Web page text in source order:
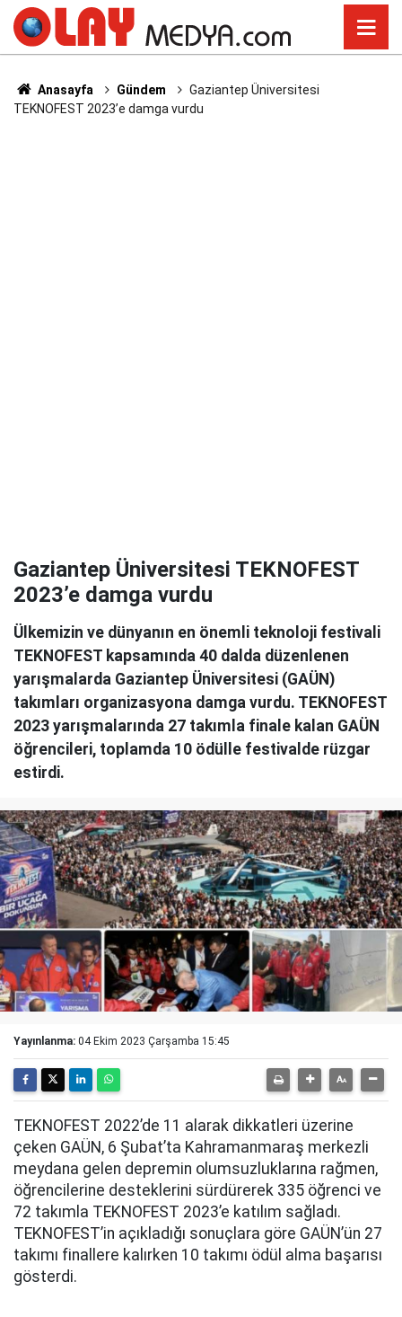
Anasayfa Gündem
Gaziantep Üniversitesi
TEKNOFEST 2023’e damga vurdu
Gaziantep Üniversitesi TEKNOFEST
2023’e damga vurdu
Ülkemizin ve dünyanın en önemli teknoloji festivali
TEKNOFEST kapsamında 40 dalda düzenlenen
yarışmalarda Gaziantep Üniversitesi (GAÜN)
takımları organizasyona damga vurdu. TEKNOFEST
2023 yarışmalarında 27 takımla finale kalan GAÜN
öğrencileri, toplamda 10 ödülle festivalde rüzgar
estirdi.
Yayınlanma: 04 Ekim 2023 Çarşamba 15:45
TEKNOFEST 2022’de 11 alarak dikkatleri üzerine
çeken GAÜN, 6 Şubat’ta Kahramanmaraş merkezli
meydana gelen depremin olumsuzluklarına rağmen,
öğrencilerine desteklerini sürdürerek 335 öğrenci ve
72 takımla TEKNOFEST 2023’e katılım sağladı.
TEKNOFEST’in açıkladığı sonuçlara göre GAÜN’ün 27
takımı finallere kalırken 10 takımı ödül alma başarısı
gösterdi.